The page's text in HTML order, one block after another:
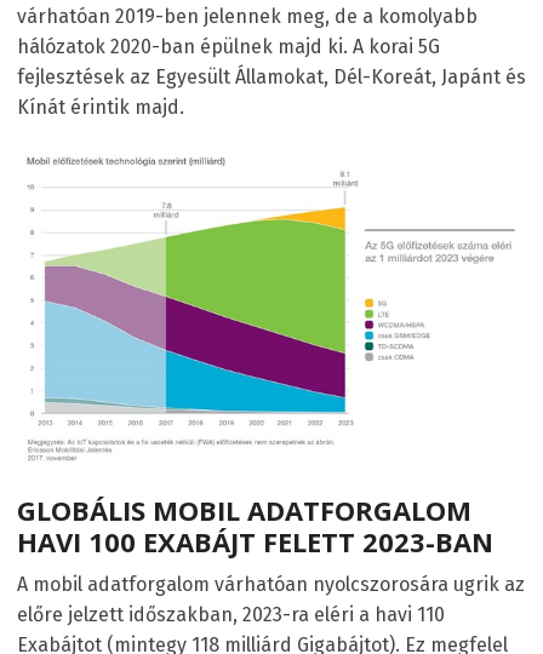
várhatóan 2019-ben jelennek meg, de a komolyabb
hálózatok 2020-ban épülnek majd ki. A korai 5G
fejlesztések az Egyesült Államokat, Dél-Koreát, Japánt és
Kínát érintik majd.
GLOBÁLIS MOBIL ADATFORGALOM
HAVI 100 EXABÁJT FELETT 2023-BAN
A mobil adatforgalom várhatóan nyolcszorosára ugrik az
előre jelzett időszakban, 2023-ra eléri a havi 110
Exabájtot (mintegy 118 milliárd Gigabájtot). Ez megfelel